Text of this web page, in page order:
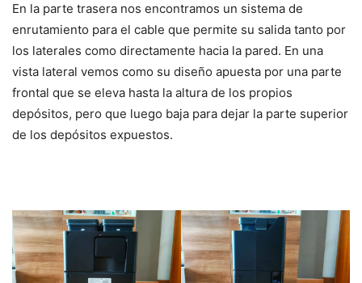
En la parte trasera nos encontramos un sistema de
enrutamiento para el cable que permite su salida tanto por
los laterales como directamente hacia la pared. En una
vista lateral vemos como su diseño apuesta por una parte
frontal que se eleva hasta la altura de los propios
depósitos, pero que luego baja para dejar la parte superior
de los depósitos expuestos.